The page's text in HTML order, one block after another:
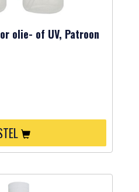
olie- of UV, Patroon